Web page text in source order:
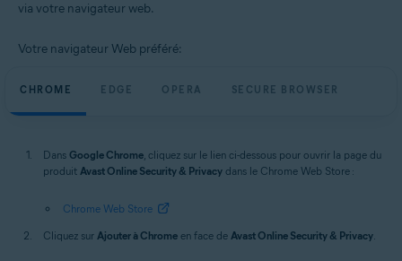
Apple macOS 13.x (Ventura)
Apple macOS 12.x (Monterey)
Apple macOS 10.15.x (Catalina)
via votre navigateur web.
Votre navigateur Web préféré:
CHROME EDGE OPERA SECURE BROWSER
Dans Google Chrome, cliquez sur le lien ci-dessous pour ouvrir la page du
produit Avast Online Security & Privacy dans le Chrome Web Store :
Chrome Web Store
Cliquez sur Ajouter à Chrome en face de Avast Online Security & Privacy.